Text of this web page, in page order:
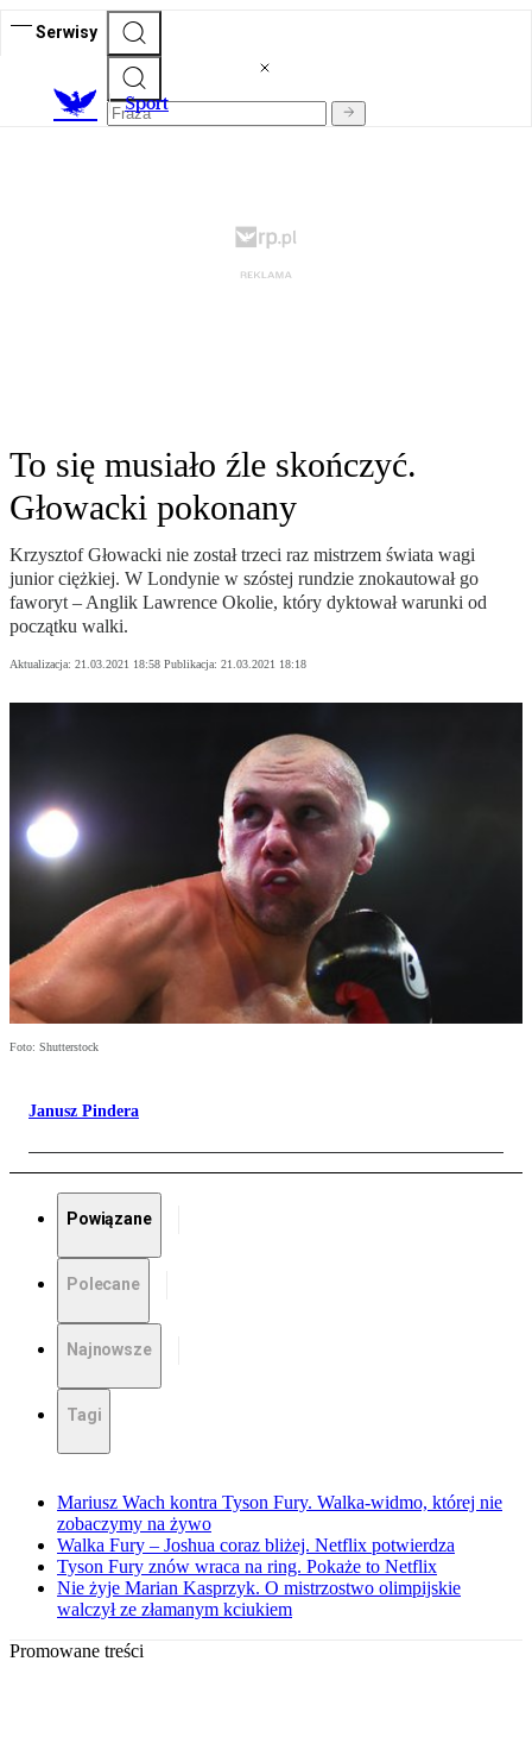
Serwisy
Sport
To się musiało źle skończyć.
Głowacki pokonany
Krzysztof Głowacki nie został trzeci raz mistrzem świata wagi
junior ciężkiej. W Londynie w szóstej rundzie znokautował go
faworyt – Anglik Lawrence Okolie, który dyktował warunki od
początku walki.
Aktualizacja: 21.03.2021 18:58 Publikacja: 21.03.2021 18:18
Foto: Shutterstock
Janusz Pindera
Powiązane
Polecane
Najnowsze
Tagi
Mariusz Wach kontra Tyson Fury. Walka-widmo, której nie
zobaczymy na żywo
Walka Fury – Joshua coraz bliżej. Netflix potwierdza
Tyson Fury znów wraca na ring. Pokaże to Netflix
Nie żyje Marian Kasprzyk. O mistrzostwo olimpijskie
walczył ze złamanym kciukiem
Promowane treści